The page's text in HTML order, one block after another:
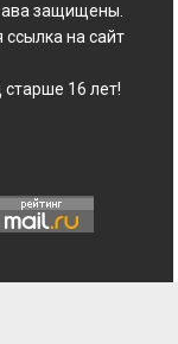
защищены.
на сайт
16 лет!